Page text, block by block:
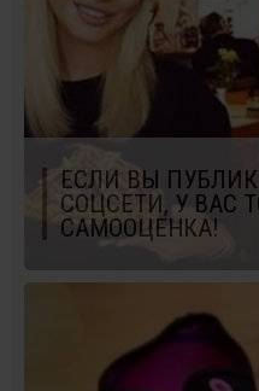
ЕСЛИ ВЫ
СОЦСЕТИ, У ВАС
САМООЦЕНКА!